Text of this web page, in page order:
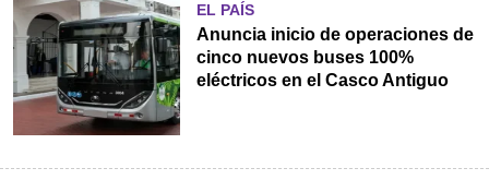
EL PAÍS
Anuncia inicio de operaciones de
cinco nuevos buses 100%
eléctricos en el Casco Antiguo